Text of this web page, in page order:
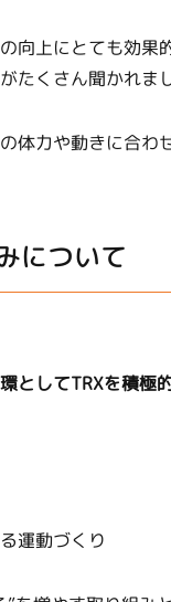
向上にとても効
たくさん聞かれま
体力や動きに合
について
としてTRXを積極
運動づくり